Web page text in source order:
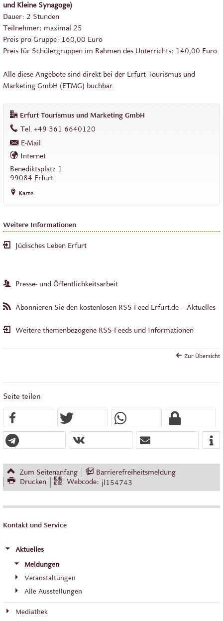
und Kleine Synagoge)
Dauer: 2 Stunden
Teilnehmer: maximal 25
Preis pro Gruppe: 160,00 Euro
Preis für Schülergruppen im Rahmen des Unterrichts: 140,00 Euro
Alle diese Angebote sind direkt bei der Erfurt Tourismus und
Marketing GmbH (ETMG) buchbar.
Erfurt Tourismus und Marketing GmbH
work
Tel. +49 361 6640120
E-Mail
Internet
work
Benediktsplatz 1
99084 Erfurt
Karte
Weitere Informationen
Jüdisches Leben Erfurt
Presse- und Öffentlichkeitsarbeit
Abonnieren Sie den kostenlosen RSS-Feed Erfurt.de – Aktuelles
Weitere themenbezogene RSS-Feeds und Informationen
Zur Übersicht
Seite teilen
Zum Seitenanfang
Barrierefreiheitsmeldung
Drucken
Webcode: jl154743
Kontakt und Service
Aktuelles
Meldungen
Veranstaltungen
Alle Ausstellungen
Mediathek